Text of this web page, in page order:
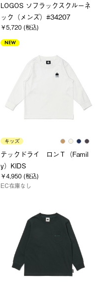
LOGOS ソフラックスクルーネ
ック（メンズ）#34207
￥5,720 (税込)
NEW
キッズ
テックドライ ロンＴ（Famil
y）KIDS
￥4,950 (税込)
EC在庫なし